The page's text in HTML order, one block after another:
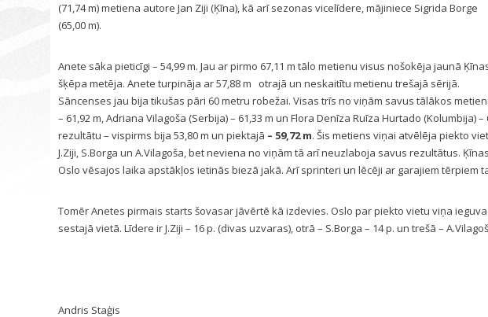
(71,74 m) metiena autore Jan Ziji (Ķīna), kā arī sezonas vicelīdere, mājiniece Sigrida Borge
(65,00 m).
Anete sāka pieticīgi – 54,99 m. Jau ar pirmo 67,11 m tālo metienu visus nošokēja jaunā
šķēpa metēja. Anete turpināja ar 57,88 m otrajā un neskaitītu metienu trešajā sērijā.
Sāncenses jau bija tikušas pāri 60 metru robežai. Visas trīs no viņām savus tālākos
– 61,92 m, Adriana Vilagoša (Serbija) – 61,33 m un Flora Denīza Ruīza Hurtado (Kolumbija)
rezultātu – vispirms bija 53,80 m un piektajā – 59,72 m. Šis metiens viņai atvēlēja piekto
J.Ziji, S.Borga un A.Vilagoša, bet neviena no viņām tā arī neuzlaboja savus rezultātus.
Oslo vēsajos laika apstākļos ietinās biezā jakā. Arī sprinteri un lēcēji ar garajiem tērpiem
Tomēr Anetes pirmais starts šovasar jāvērtē kā izdevies. Oslo par piekto vietu viņa
sestajā vietā. Līdere ir J.Ziji – 16 p. (divas uzvaras), otrā – S.Borga – 14 p. un trešā –
Andris Staģis